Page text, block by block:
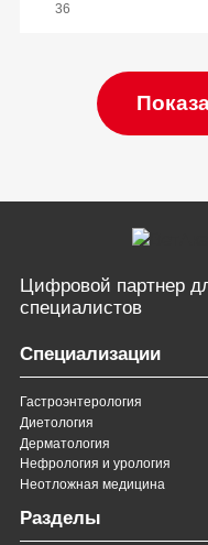
36
Цифровой партнер
специалистов
Специализации
Гастроэнтерология
Диетология
Дерматология
Нефрология и урология
Неотложная медицина
Разделы